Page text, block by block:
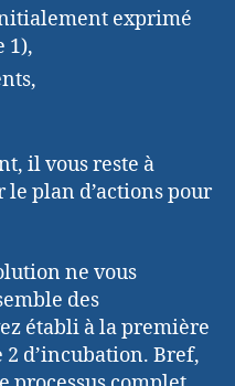
exprimé
1),
il vous reste à
plan d’actions pour
ne vous
des
établi à la première
2 d’incubation. Bref,